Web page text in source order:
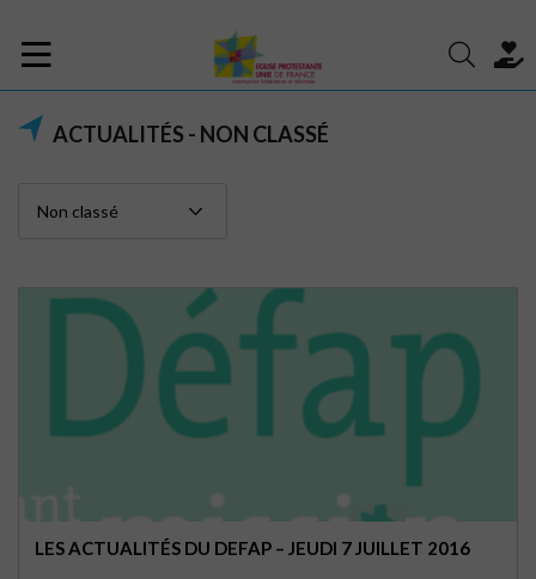
ACTUALITÉS - NON CLASSÉ
LES ACTUALITÉS DU DEFAP – JEUDI 7 JUILLET 2016